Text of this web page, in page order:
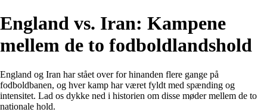
England vs. Iran: Kampene
mellem de to fodboldlandshold
England og Iran har stået over for hinanden flere gange på
fodboldbanen, og hver kamp har været fyldt med spænding og
intensitet. Lad os dykke ned i historien om disse møder mellem de to
nationale hold.